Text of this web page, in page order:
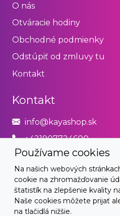
Používame cookies
Na našich webových
cookie na zhromažďovanie
štatistík na zlepšenie kvality
Naše cookies môžete prijať
na tlačidlá nižšie.
O nás
Otváracie hodiny
Obchodné podmienky
Odstúpiť od zmluvy tu
Kontakt
Kontakt
info@kayashop.sk
+421907724600
Právne
Obchodné podmienky
Zásady používania cookies